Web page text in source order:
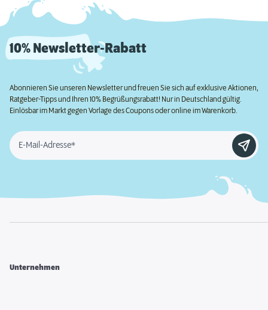
10% Newsletter-Rabatt
Abonnieren Sie unseren Newsletter und freuen Sie sich auf exklusive Aktionen,
Ratgeber-Tipps und Ihren 10% Begrüßungsrabatt! Nur in Deutschland gültig.
Einlösbar im Markt gegen Vorlage des Coupons oder online im Warenkorb.
E-Mail-Adresse*
Unternehmen